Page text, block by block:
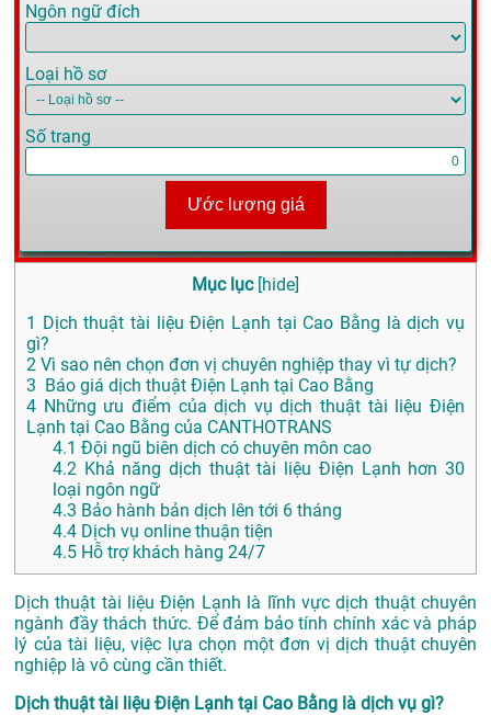
Ngôn ngữ đích
Loại hồ sơ
Số trang
Ước lượng giá
Mục lục [hide]
1
Dịch thuật tài liệu Điện Lạnh tại Cao Bằng là dịch vụ
gì?
2 Vì sao nên chọn đơn vị chuyên nghiệp thay vì tự dịch?
3 Báo giá dịch thuật Điện Lạnh tại Cao Bằng
4 Những ưu điểm của dịch vụ dịch thuật tài liệu Điện
Lạnh tại Cao Bằng của CANTHOTRANS
4.1 Đội ngũ biên dịch có chuyên môn cao
4.2 Khả năng dịch thuật tài liệu Điện Lạnh hơn 30
loại ngôn ngữ
4.3 Bảo hành bản dịch lên tới 6 tháng
4.4 Dịch vụ online thuận tiện
4.5 Hỗ trợ khách hàng 24/7
Dịch thuật tài liệu Điện Lạnh là lĩnh vực dịch thuật chuyên
ngành đầy thách thức. Để đảm bảo tính chính xác và pháp
lý của tài liệu, việc lựa chọn một đơn vị dịch thuật chuyên
nghiệp là vô cùng cần thiết.
Dịch thuật tài liệu Điện Lạnh tại Cao Bằng là dịch vụ gì?